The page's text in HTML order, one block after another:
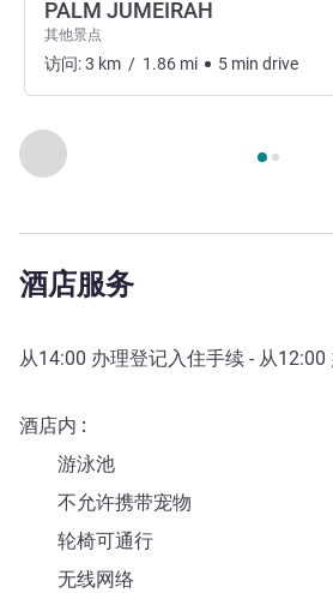
上一个 - 艺术、文化和娱乐
第 页，共 , 艺术、文化和娱乐
PALM JUMEIRAH
其他景点
访问:3 km / 1.86 mi 5 min drive
酒店服务
从14:00 办理登记入住手续 - 从12:00
酒店内
游泳池
不允许携带宠物
轮椅可通行
无线网络